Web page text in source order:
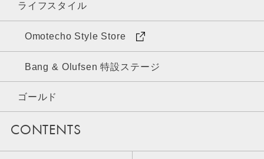
ライフスタイル
Omotecho Style Store
Bang & Olufsen 特設ステージ
ゴールド
CONTENTS